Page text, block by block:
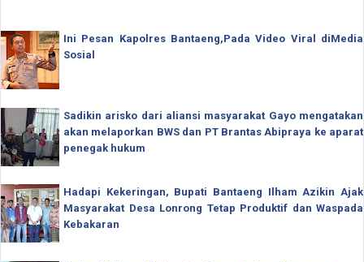
Ini Pesan Kapolres Bantaeng,Pada Video Viral diMedia
Sosial
Sadikin arisko dari aliansi masyarakat Gayo mengatakan
akan melaporkan BWS dan PT Brantas Abipraya ke aparat
penegak hukum
Hadapi Kekeringan, Bupati Bantaeng Ilham Azikin Ajak
Masyarakat Desa Lonrong Tetap Produktif dan Waspada
Kebakaran